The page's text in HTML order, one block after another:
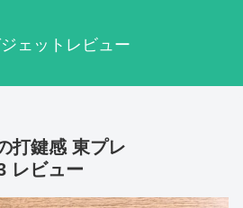
ェットレビュー
打鍵感 東プレ
レビュー